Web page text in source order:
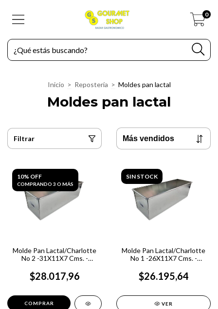
0
Inicio > Repostería > Moldes pan lactal
Moldes pan lactal
Filtrar
10% OFF
COMPRANDO 3 O MÁS
Molde Pan Lactal/Charlotte
No 2 -31X11X7 Cms. -
$28.017,96
SIN STOCK
Molde Pan Lactal/Charlotte
No 1 -26X11X7 Cms. -
$26.195,64
VER